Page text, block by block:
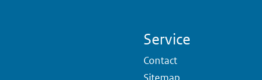
Service
Contact